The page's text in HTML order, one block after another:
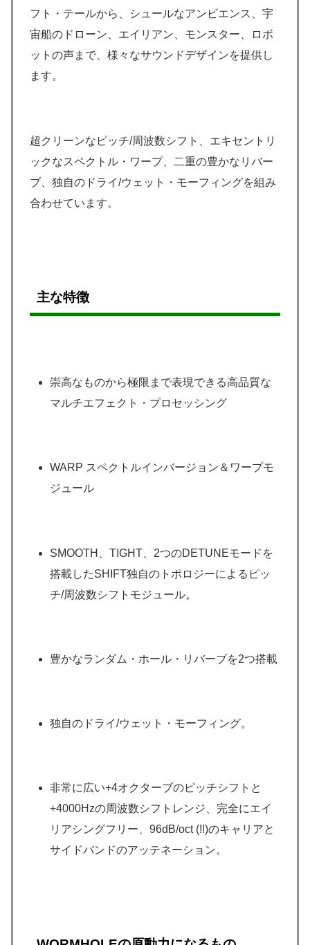
フト・テールから、シュールなアンビエンス、宇
宙船のドローン、エイリアン、モンスター、ロボ
ットの声まで、様々なサウンドデザインを提供し
ます。
超クリーンなピッチ/周波数シフト、エキセントリ
ックなスペクトル・ワープ、二重の豊かなリバー
ブ、独自のドライ/ウェット・モーフィングを組み
合わせています。
主な特徴
崇高なものから極限まで表現できる高品質な
マルチエフェクト・プロセッシング
WARP スペクトルインバージョン＆ワープモ
ジュール
SMOOTH、TIGHT、2つのDETUNEモードを
搭載したSHIFT独自のトポロジーによるピッ
チ/周波数シフトモジュール。
豊かなランダム・ホール・リバーブを2つ搭載
独自のドライ/ウェット・モーフィング。
非常に広い+4オクターブのピッチシフトと
+4000Hzの周波数シフトレンジ、完全にエイ
リアシングフリー、96dB/oct (!!)のキャリアと
サイドバンドのアッテネーション。